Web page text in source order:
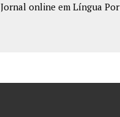
Jornal online em Língua